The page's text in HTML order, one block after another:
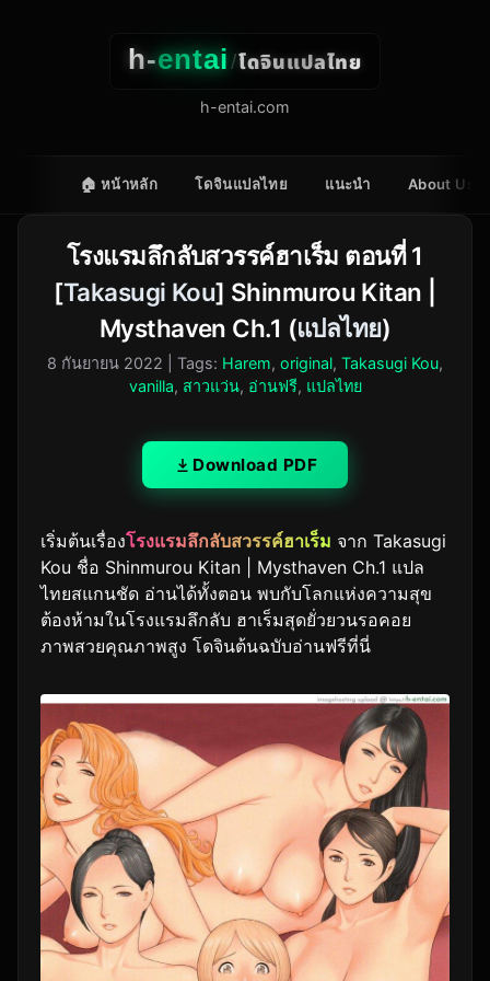
h-entai/โดจินแปลไทย
h-entai.com
🏠 หน้าหลัก โดจินแปลไทย แนะนำ About Us
โรงแรมลึกลับสวรรค์ฮาเร็ม ตอนที่ 1
[Takasugi Kou] Shinmurou Kitan |
Mysthaven Ch.1 (แปลไทย)
8 กันยายน 2022 | Tags: Harem, original, Takasugi Kou,
vanilla, สาวแว่น, อ่านฟรี, แปลไทย
Download PDF
เริ่มต้นเรื่องโรงแรมลึกลับสวรรค์ฮาเร็ม จาก Takasugi
Kou ชื่อ Shinmurou Kitan | Mysthaven Ch.1 แปล
ไทยสแกนชัด อ่านได้ทั้งตอน พบกับโลกแห่งความสุข
ต้องห้ามในโรงแรมลึกลับ ฮาเร็มสุดยั่วยวนรอคอย
ภาพสวยคุณภาพสูง โดจินต้นฉบับอ่านฟรีที่นี่